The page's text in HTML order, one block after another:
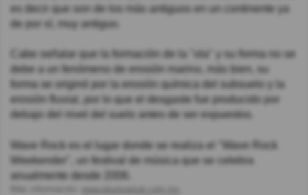
es decir que son de los más antiguos en un continente ya
de por sí, muy antiguo.
Cabe señalar que la formación de la "ola" y su forma no se
debe a un fenómeno de erosión marino, más bien, su
forma se originó por la erosión química del subsuelo y la
erosión fluvial, por lo que el desgaste fue producido por
debajo del nivel del suelo antes de ser expuestos.
Wave Rock es el lugar donde se realiza el "Wave Rock
Weekender", un festival de música que se celebra
anualmente desde 2006.
www.eluniversal.com.mx